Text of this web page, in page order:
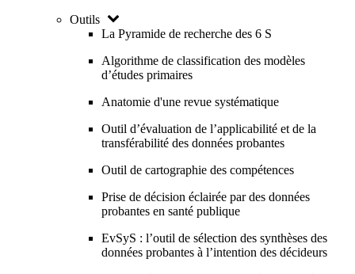
Outils
La Pyramide de recherche des 6 S
Algorithme de classification des modèles
d’études primaires
Anatomie d'une revue systématique
Outil d’évaluation de l’applicabilité et de la
transférabilité des données probantes
Outil de cartographie des compétences
Prise de décision éclairée par des données
probantes en santé publique
EvSyS : l’outil de sélection des synthèses des
données probantes à l’intention des décideurs